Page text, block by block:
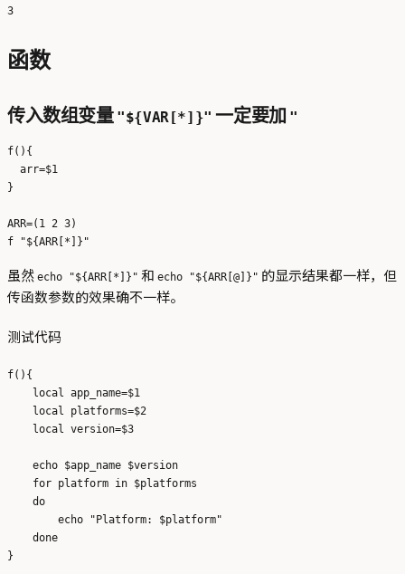
函数
传入数组变量 "${VAR[*]}" 一定要加 "
f(){
  arr=$1
}
ARR=(1 2 3)
虽然 echo "${ARR[*]}" 和 echo "${ARR[@]}" 的显示结果都一样，但
传函数参数的效果确不一样。
测试代码
f(){
    local app_name=$1
    local platforms=$2
    local version=$3
    echo $app_name $version
    for platform in $platforms
    do
        echo "Platform: $platform"
    done
}